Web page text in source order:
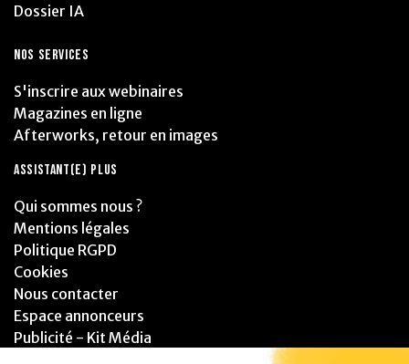
Dossier IA
NOS SERVICES
S'inscrire aux webinaires
Magazines en ligne
Afterworks, retour en images
ASSISTANT(E) PLUS
Qui sommes nous ?
Mentions légales
Politique RGPD
Cookies
Nous contacter
Espace annonceurs
Publicité - Kit Média